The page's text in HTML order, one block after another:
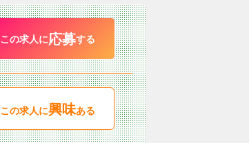
この求人に応募する
この求人に興味ある